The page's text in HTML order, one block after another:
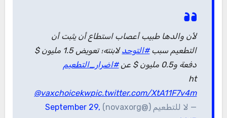
لأن والدها طبيب أعصاب استطاع أن يثبت أن
التطعيم سبب#التوحد
لابنته؛ تعويض 1.5 مليون $
دفعة و0.5 مليون $ عن
#اضرار_التطعيم
ht
@vaxchoicekwpic.twitter.com/XtA11F7v4m
— لا للتطعيم (@novaxorg)
September 29,